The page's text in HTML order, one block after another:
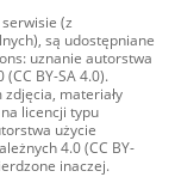
(z
są udostępniane
uznanie autorstwa
BY-SA 4.0).
materiały
licencji typu
użycie
4.0 (CC BY-
inaczej.